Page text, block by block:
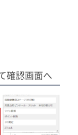
確認画面へ